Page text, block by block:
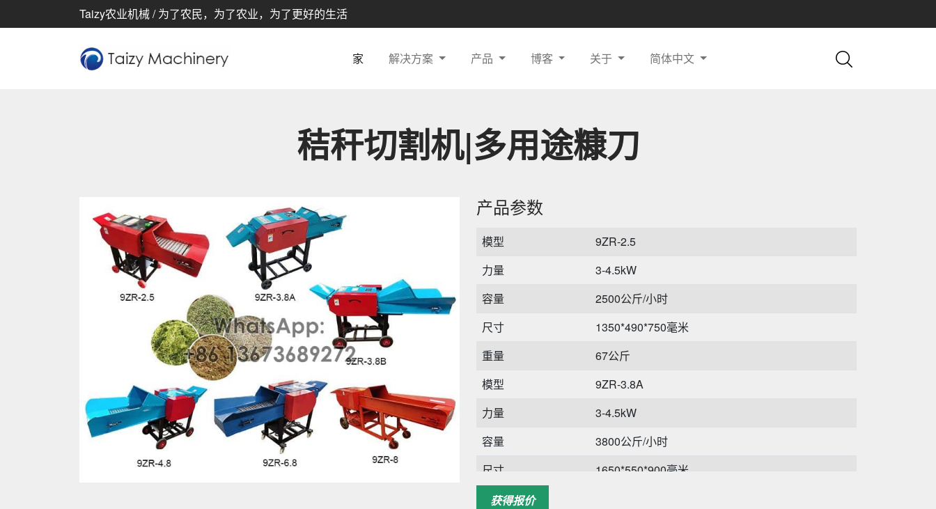
Taizy农业机械 / 为了农民，为了农业，为了更好的生活
家 解决方案 产品 博客 关于 简体中文
秸秆切割机|多用途糠刀
产品参数
模型
9ZR-2.5
力量
3-4.5kW
容量
2500公斤/小时
尺寸
1350*490*750毫米
重量
67公斤
模型
9ZR-3.8A
力量
3-4.5kW
容量
3800公斤/小时
尺寸
1650*550*900毫米
重量
获得报价